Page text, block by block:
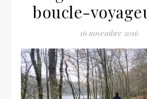
boucle-
16 novembre 2016